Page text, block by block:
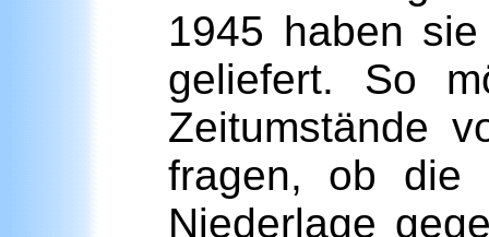
1945 haben
geliefert. So
Zeitumstände
fragen, ob die
Niederlage